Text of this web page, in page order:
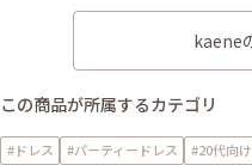
kaene
この商品が所属するカテゴリ
#ドレス #パーティードレス #20代向け